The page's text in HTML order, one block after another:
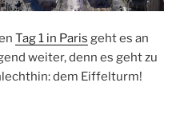
Tag 1 in Paris geht es an
weiter, denn es geht zu
dem Eiffelturm!